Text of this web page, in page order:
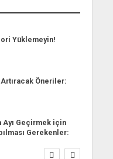
Yüklemeyin!
Artıracak Öneriler:
Ayı Geçirmek için
Gerekenler: